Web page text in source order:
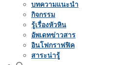
บทความแนะนำ
กิจกรรม
รู้เรื่องหัวหิน
อัพเดทข่าวสาร
อินโฟกราฟฟิค
สาระน่ารู้